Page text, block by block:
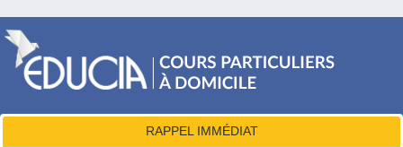
RAPPEL IMMÉDIAT